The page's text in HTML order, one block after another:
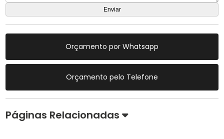
Orçamento por Whatsapp
Orçamento pelo Telefone
Páginas Relacionadas